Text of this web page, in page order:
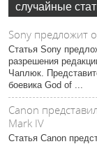
случайные
Sony предложит
Статья Sony
разрешения
Чаплюк.
боевика God of ...
Canon
Mark IV
Статья Canon